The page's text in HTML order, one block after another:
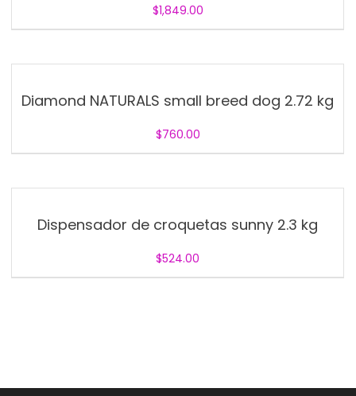
$1,849.00
Diamond NATURALS small breed dog 2.72 kg
$760.00
Dispensador de croquetas sunny 2.3 kg
$524.00